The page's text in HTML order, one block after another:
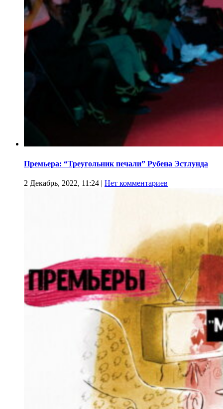
Премьера: “Треугольник печали” Рубена Эстлунда
2 Декабрь, 2022, 11:24 | Нет комментариев